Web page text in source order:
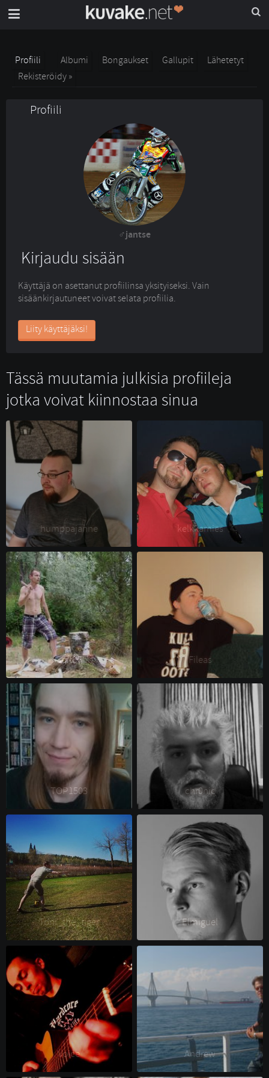
Profiili Albumi Bongaukset Gallupit
Lähetetyt
Rekisteröidy »
Profiili
jantse
Kirjaudu sisään
Käyttäjä on asettanut profiilinsa yksityiseksi. Vain
sisäänkirjautuneet voivat selata profiilia.
Liity käyttäjäksi!
Tässä muutamia julkisia profiileja
jotka voivat kiinnostaa sinua
humppajanne kelkkamies
Soft85 Fileas
TOP1503 chr0nic
Toni_the_tiger Elmiguel
Voice Andrew